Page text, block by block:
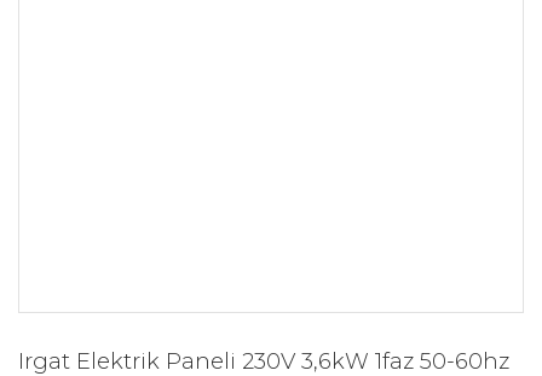
Irgat Elektrik Paneli 230V 3,6kW 1faz 50-60hz